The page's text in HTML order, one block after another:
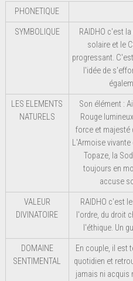
PHONETIQUE
SYMBOLIQUE
RAIDHO c'est
solaire et le
progressant.
l'idée de
LES ELEMENTS
NATURELS
Son élément :
Rouge
force et majesté
L'Armoise
Topaze, la
toujours en
accuse
VALEUR
DIVINATOIRE
RAIDHO c'est
l'ordre, du droit
l'éthique. Un
DOMAINE
SENTIMENTAL
En couple, il est
quotidien et
jamais ni acquis